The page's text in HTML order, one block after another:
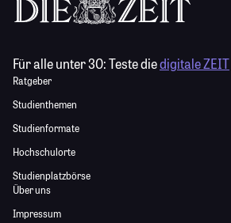
Für alle unter 30:Teste diedigitale ZEIT
Ratgeber
Studienthemen
Studienformate
Hochschulorte
Studienplatzbörse
Über uns
Impressum